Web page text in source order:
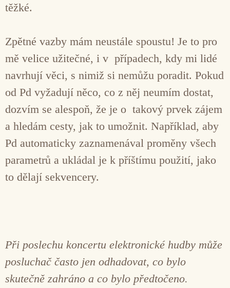
těžké.
Zpětné vazby mám neustále spoustu! Je to pro
mě velice užitečné, i v případech, kdy mi lidé
navrhují věci, s nimiž si nemůžu poradit. Pokud
od Pd vyžadují něco, co z něj neumím dostat,
dozvím se alespoň, že je o takový prvek zájem
a hledám cesty, jak to umožnit. Například, aby
Pd automaticky zaznamenával proměny všech
parametrů a ukládal je k příštímu použití, jako
to dělají sekvencery.
Při poslechu koncertu elektronické hudby může
posluchač často jen odhadovat, co bylo
skutečně zahráno a co bylo předtočeno.